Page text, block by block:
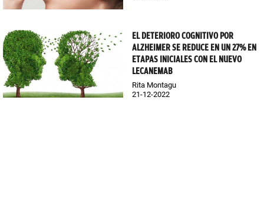
EL DETERIORO COGNITIVO POR
ALZHEIMER SE REDUCE EN UN 27% EN
ETAPAS INICIALES CON EL NUEVO
LECANEMAB
Rita Montagu
21-12-2022